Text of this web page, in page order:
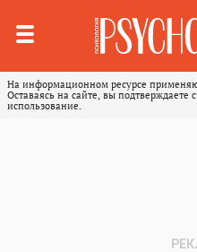
На информационном ресурсе
Оставаясь на сайте, вы подтверждаете
использование.